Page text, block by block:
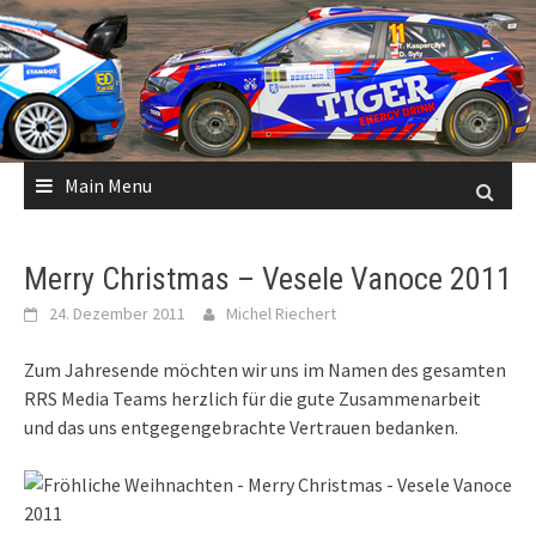
Skip
to
content
Main Menu
Merry Christmas – Vesele Vanoce 2011
24. Dezember 2011 Michel Riechert
Zum Jahresende möchten wir uns im Namen des gesamten
RRS Media Teams herzlich für die gute Zusammenarbeit
und das uns entgegengebrachte Vertrauen bedanken.